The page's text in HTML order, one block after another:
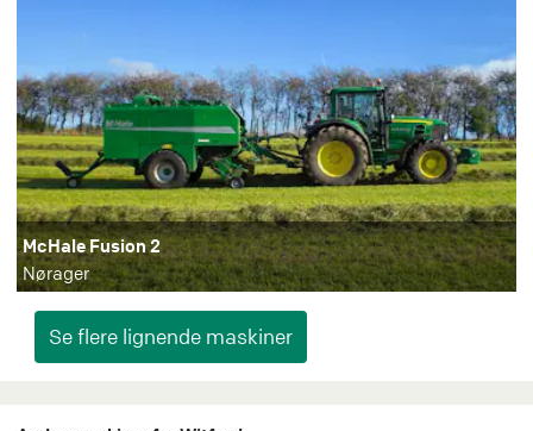
McHale Fusion 2
Nørager